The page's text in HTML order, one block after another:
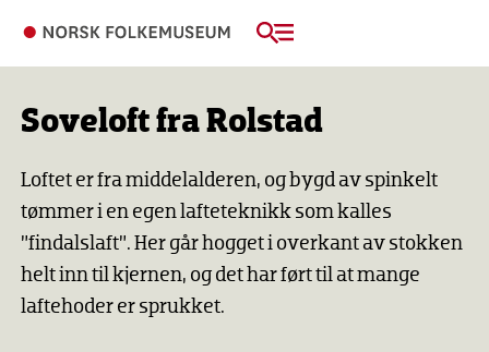
Soveloft fra Rolstad
Loftet er fra middelalderen, og bygd av spinkelt
tømmer i en egen lafteteknikk som kalles
”findalslaft”. Her går hogget i overkant av stokken
helt inn til kjernen, og det har ført til at mange
laftehoder er sprukket.